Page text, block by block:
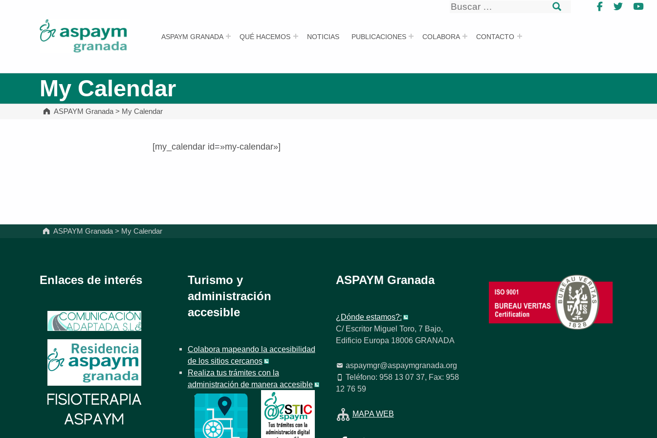
ASPAYM GRANADA QUÉ HACEMOS NOTICIAS PUBLICACIONES COLABORA CONTACTO
Buscar
Facebook
Twitter
My Calendar
ASPAYM Granada > My Calendar
[my_calendar id=»my-calendar»]
Volver a la navegación principal
ASPAYM Granada> My Calendar
Enlaces de interés
Turismo y
administración
accesible
Colabora mapeando la accesibilidad
de los sitios cercanos
Realiza tus trámites con la
administración de manera accesible
ASPAYM Granada
¿Dónde estamos?:
C/ Escritor Miguel Toro, 7 Bajo,
Edificio Europa 18006 GRANADA
aspaymgr@aspaymgranada.org
Teléfono: 958 13 07 37, Fax: 958
12 76 59
MAPA WEB